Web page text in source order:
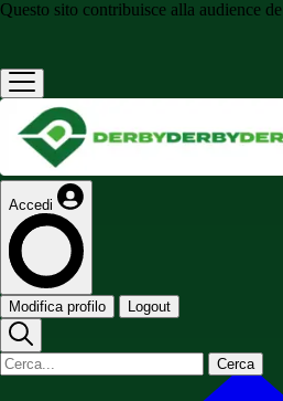
Questo sito contribuisce alla audience de
Accedi
Modifica profilo Logout
Cerca